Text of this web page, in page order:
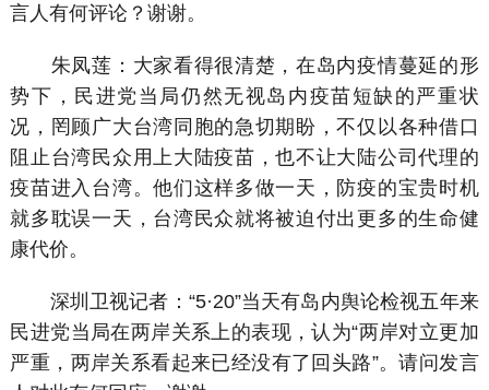
言人有何评论？谢谢。
朱凤莲：大家看得很清楚，在岛内疫情蔓延的形
势下，民进党当局仍然无视岛内疫苗短缺的严重状
况，罔顾广大台湾同胞的急切期盼，不仅以各种借口
阻止台湾民众用上大陆疫苗，也不让大陆公司代理的
疫苗进入台湾。他们这样多做一天，防疫的宝贵时机
就多耽误一天，台湾民众就将被迫付出更多的生命健
康代价。
深圳卫视记者：“5·20”当天有岛内舆论检视五年来
民进党当局在两岸关系上的表现，认为“两岸对立更加
严重，两岸关系看起来已经没有了回头路”。请问发言